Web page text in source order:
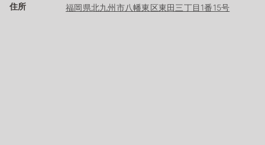
住所 福岡県北九州市八幡東区東田三丁目1番15号